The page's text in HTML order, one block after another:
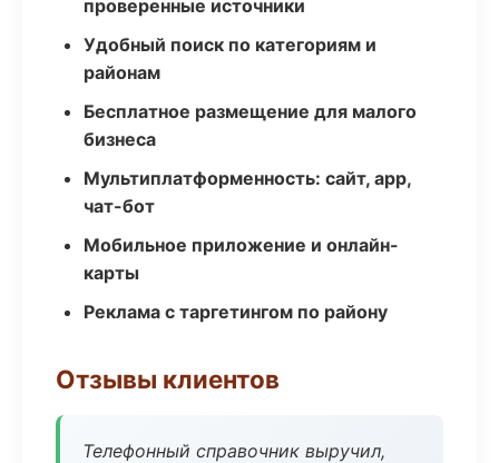
проверенные источники
Удобный поиск по категориям и
районам
Бесплатное размещение для малого
бизнеса
Мультиплатформенность: сайт, app,
чат-бот
Мобильное приложение и онлайн-
карты
Реклама с таргетингом по району
Отзывы клиентов
Телефонный справочник выручил,